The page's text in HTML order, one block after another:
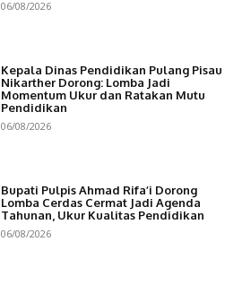
06/08/2026
Kepala Dinas Pendidikan Pulang Pisau
Nikarther Dorong: Lomba Jadi
Momentum Ukur dan Ratakan Mutu
Pendidikan
06/08/2026
Bupati Pulpis Ahmad Rifa’i Dorong
Lomba Cerdas Cermat Jadi Agenda
Tahunan, Ukur Kualitas Pendidikan
06/08/2026